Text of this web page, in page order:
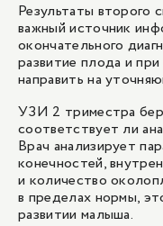
Результаты второго
важный источник
окончательного
развитие плода и
направить на
УЗИ 2 триместра
соответствует ли
Врач анализирует
конечностей,
и количество
в пределах нормы,
развитии малыша.